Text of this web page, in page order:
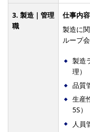
3. 製造｜管理
職
仕事内容
製造に
ループ
製造
理）
品質
生産
5S）
人員